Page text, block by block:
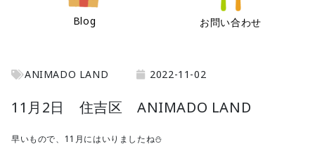
Blog お問い合わせ
ANIMADO LAND 2022-11-02
11月2日 住吉区 ANIMADO LAND
早いもので、11月にはいりましたね⛄